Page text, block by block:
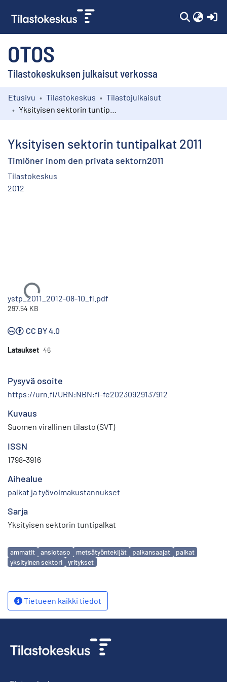
OTOS
Tilastokeskuksen julkaisut verkossa
Kokoelmat
Etusivu Tilastokeskus
Tilastojulkaisut
Yksityisen sektorin tuntipalkat 2011
Timlöner inom den privata sektorn2011
Tilastokeskus
2012
Ladataan...
ystp_2011_2012-08-10_fi.pdf
297.54 KB
CC BY 4.0
Lataukset 46
Pysyvä osoite
https://urn.fi/URN:NBN:fi-fe20230929137912
Kuvaus
Suomen virallinen tilasto (SVT)
ISSN
1798-3916
Aihealue
palkat ja työvoimakustannukset
Sarja
Yksityisen sektorin tuntipalkat
Avainsanat
ammatit ansiotaso metsätyöntekijät palkansaajat
palkat
yksityinen sektori
yritykset
Tietueen kaikki tiedot